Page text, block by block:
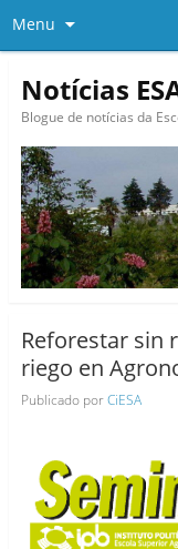
Menu
Notícias
Blogue de notícias da
Reforestar sin
riego en
Publicado porCiESA